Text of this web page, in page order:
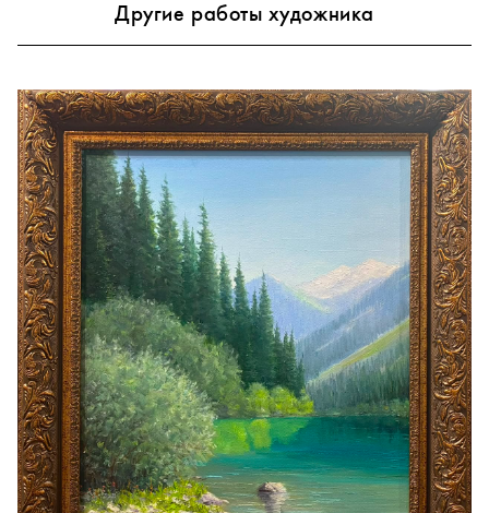
Другие работы художника